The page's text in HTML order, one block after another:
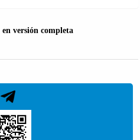
versión completa